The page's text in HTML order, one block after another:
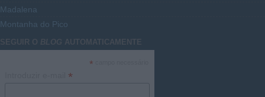
Madalena
Montanha do Pico
SEGUIR O BLOG AUTOMATICAMENTE
*
*